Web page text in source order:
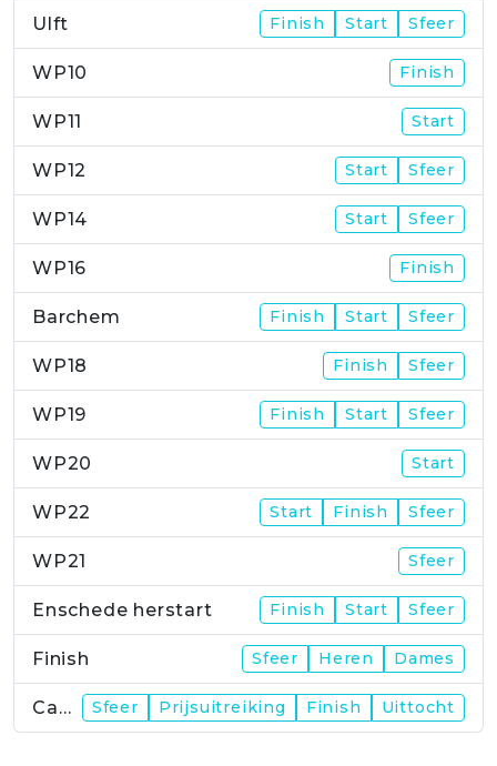
Ulft Finish Start Sfeer
WP10 Finish
WP11 Start
WP12 Start Sfeer
WP14 Start Sfeer
WP16 Finish
Barchem Finish Start Sfeer
WP18 Finish Sfeer
WP19 Finish Start Sfeer
WP20 Start
WP22 Start Finish Sfeer
WP21 Sfeer
Enschede herstart Finish Start Sfeer
Finish Sfeer Heren Dames
Campus Sfeer Prijsuitreiking Finish Uittocht